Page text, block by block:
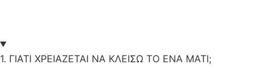
1. ΓΙΑΤΙ ΧΡΕΙΑΖΕΤΑΙ ΝΑ ΚΛΕΙΣΩ ΤΟ ΕΝΑ ΜΑΤΙ;